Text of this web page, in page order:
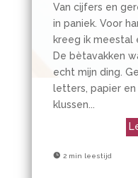
Van cijfers en
in paniek. Voor
kreeg ik meestal
De bètavakken
echt mijn ding.
letters, papier en
klussen...
 2 min leestijd